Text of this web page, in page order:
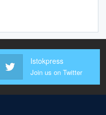
Istokpress
Join us on Twitter